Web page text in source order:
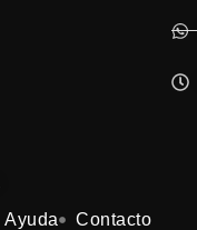
Ayuda Contacto